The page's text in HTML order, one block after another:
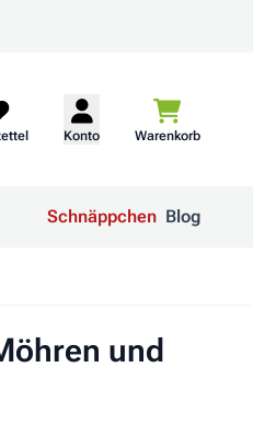
Konto Warenkorb
Schnäppchen Blog
und